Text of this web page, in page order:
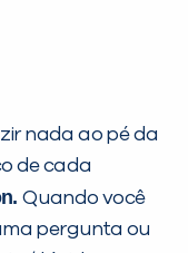
nada ao pé da
de cada
Quando você
pergunta ou